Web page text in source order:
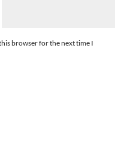
browser for the next time I